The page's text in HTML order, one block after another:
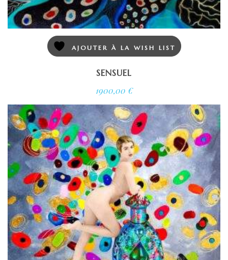
AJOUTER À LA WISH LIST
SENSUEL
1900,00 €